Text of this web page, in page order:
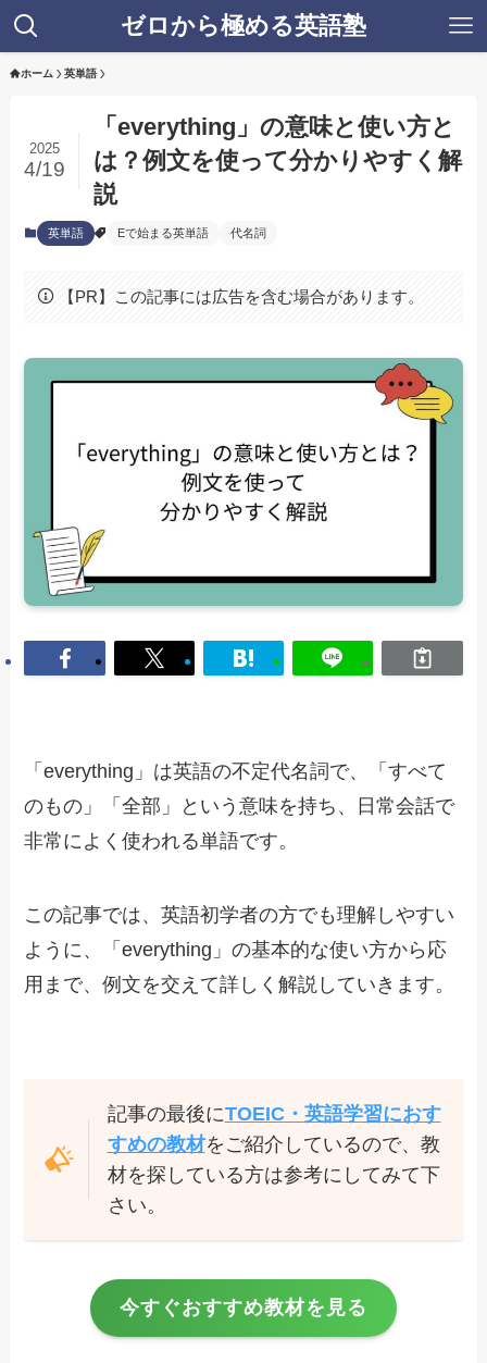
ゼロから極める英語塾
ホーム 英単語
「everything」の意味と使い方と
は？例文を使って分かりやすく解
説
2025
4/19
英単語 Eで始まる英単語 代名詞
【PR】この記事には広告を含む場合があります。
「everything」は英語の不定代名詞で、「すべて
のもの」「全部」という意味を持ち、日常会話で
非常によく使われる単語です。
この記事では、英語初学者の方でも理解しやすい
ように、「everything」の基本的な使い方から応
用まで、例文を交えて詳しく解説していきます。
記事の最後にTOEIC・英語学習におす
すめの教材をご紹介しているので、教
材を探している方は参考にしてみて下
さい。
今すぐおすすめ教材を見る